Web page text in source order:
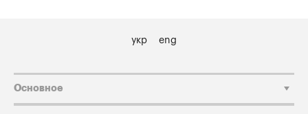
укр eng
Основное